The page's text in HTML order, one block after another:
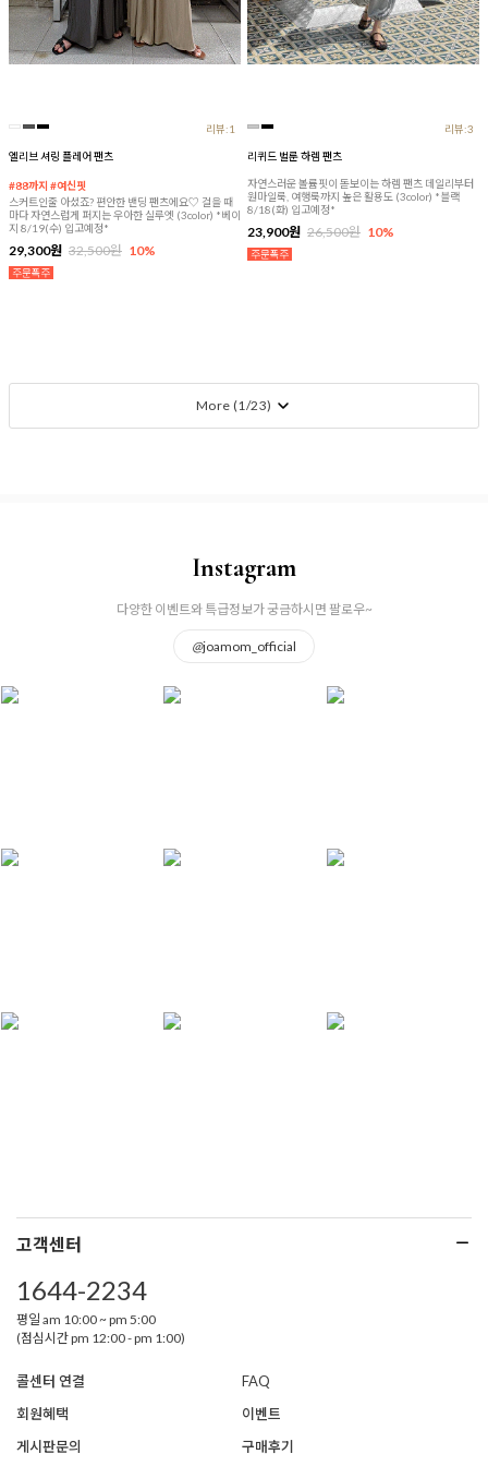
리뷰:1
엘리브 셔링 플레어 팬츠
#88까지 #여신핏
스커트인줄 아셨죠? 편안한 밴딩 팬츠에요♡ 걸을 때
마다 자연스럽게 퍼지는 우아한 실루엣 (3color) *베이
지 8/19(수) 입고예정*
29,300원 32,500원 10%
리뷰:3
리퀴드 벌룬 하렘 팬츠
자연스러운 볼륨핏이 돋보이는 하렘 팬츠 데일리부터
원마일룩, 여행룩까지 높은 활용도 (3color) *블랙
8/18(화) 입고예정*
23,900원 26,500원 10%
More (1/23)
Instagram
다양한 이벤트와 특급정보가 궁금하시면 팔로우~
@joamom_official
고객센터
1644-2234
평일 am 10:00 ~ pm 5:00
(점심시간 pm 12:00 - pm 1:00)
콜센터 연결
FAQ
회원혜택
이벤트
게시판문의
구매후기